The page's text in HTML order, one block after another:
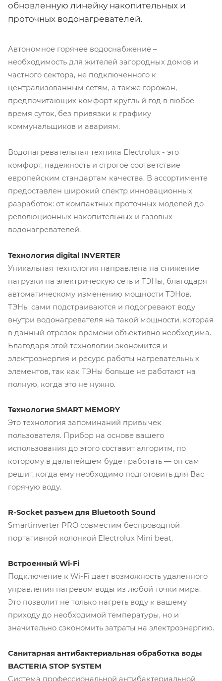
обновленную линейку накопительных и
проточных водонагревателей.
Автономное горячее водоснабжение –
необходимость для жителей загородных домов и
частного сектора, не подключенного к
централизованным сетям, а также горожан,
предпочитающих комфорт круглый год в любое
время суток, без привязки к графику
коммунальщиков и авариям.
Водонагревательная техника Electrolux - это
комфорт, надежность и строгое соответствие
европейским стандартам качества. В ассортименте
предоставлен широкий спектр инновационных
разработок: от компактных проточных моделей до
революционных накопительных и газовых
водонагревателей.
Технология digital INVERTER
Уникальная технология направлена на снижение
нагрузки на электрическую сеть и ТЭНы, благодаря
автоматическому изменению мощности ТЭНов.
ТЭНы сами подстраиваются и подогревают воду
внутри водонагревателя на такой мощности, которая
в данный отрезок времени объективно необходима.
Благодаря этой технологии экономится и
электроэнергия и ресурс работы нагревательных
элементов, так как ТЭНы больше не работают на
полную, когда это не нужно.
Технология SMART MEMORY
Это технология запоминаний привычек
пользователя. Прибор на основе вашего
использования до этого составит алгоритм, по
которому в дальнейшем будет работать — он сам
решит, когда ему необходимо подготовить для Вас
горячую воду.
R-Socket разъем для Bluetooth Sound
Smartinverter PRO совместим беспроводной
портативной колонкой Electrolux Mini beat.
Встроенный Wi-Fi
Подключение к Wi-Fi дает возможность удаленного
управления нагревом воды из любой точки мира.
Это позволит не только нагреть воду к вашему
приходу до необходимой температуры, но и
значительно сэкономить затраты на электроэнергию.
Санитарная антибактериальная обработка воды
BACTERIA STOP SYSTEM